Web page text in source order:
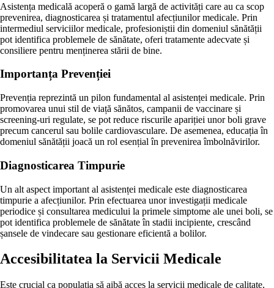
Asistența medicală acoperă o gamă largă de activități care au ca scop
prevenirea, diagnosticarea și tratamentul afecțiunilor medicale. Prin
intermediul serviciilor medicale, profesioniștii din domeniul sănătății
pot identifica problemele de sănătate, oferi tratamente adecvate și
consiliere pentru menținerea stării de bine.
Importanța Prevenției
Prevenția reprezintă un pilon fundamental al asistenței medicale. Prin
promovarea unui stil de viață sănătos, campanii de vaccinare și
screening-uri regulate, se pot reduce riscurile apariției unor boli grave
precum cancerul sau bolile cardiovasculare. De asemenea, educația în
domeniul sănătății joacă un rol esențial în prevenirea îmbolnăvirilor.
Diagnosticarea Timpurie
Un alt aspect important al asistenței medicale este diagnosticarea
timpurie a afecțiunilor. Prin efectuarea unor investigații medicale
periodice și consultarea medicului la primele simptome ale unei boli, se
pot identifica problemele de sănătate în stadii incipiente, crescând
șansele de vindecare sau gestionare eficientă a bolilor.
Accesibilitatea la Servicii Medicale
Este crucial ca populația să aibă acces la servicii medicale de calitate,